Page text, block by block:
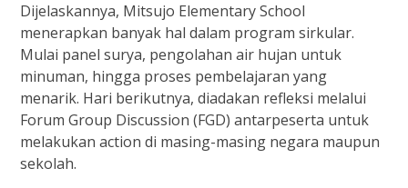
Dijelaskannya, Mitsujo Elementary School
menerapkan banyak hal dalam program sirkular.
Mulai panel surya, pengolahan air hujan untuk
minuman, hingga proses pembelajaran yang
menarik. Hari berikutnya, diadakan refleksi melalui
Forum Group Discussion (FGD) antarpeserta untuk
melakukan action di masing-masing negara maupun
sekolah.